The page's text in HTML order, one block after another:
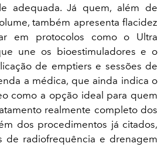
adequada. Já quem, além de
também apresenta flacidez
em protocolos como o Ultra
une os bioestimuladores e o
de emptiers e sessões de
a médica, que ainda indica o
como a opção ideal para quem
realmente completo dos
dos procedimentos já citados,
de radiofrequência e drenagem